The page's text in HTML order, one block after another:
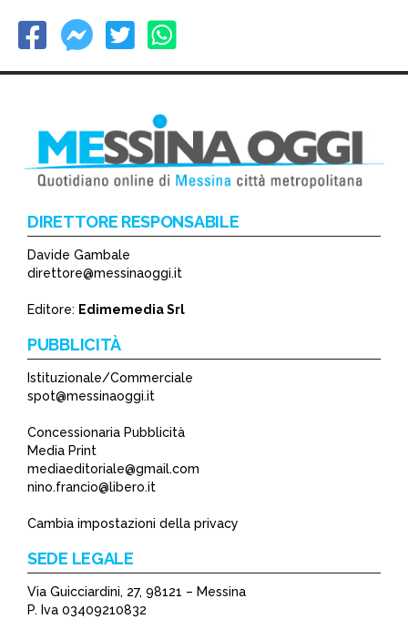
DIRETTORE RESPONSABILE
Davide Gambale
direttore@messinaoggi.it
Editore: Edimemedia Srl
PUBBLICITÀ
Istituzionale/Commerciale
spot@messinaoggi.it
Concessionaria Pubblicità
Media Print
mediaeditoriale@gmail.com
nino.francio@libero.it
Cambia impostazioni della privacy
SEDE LEGALE
Via Guicciardini, 27, 98121 – Messina
P. Iva 03409210832